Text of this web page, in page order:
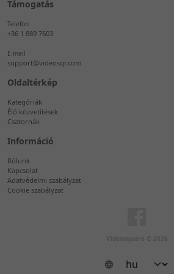
Támogatás
Telefon
+36 1 889 7603
E-mail
support@videosqr.com
Oldaltérkép
Kategóriák
Élő közvetítések
Csatornák
Információ
Rólunk
Kapcsolat
Adatvédelmi szabályzat
Cookie szabályzat